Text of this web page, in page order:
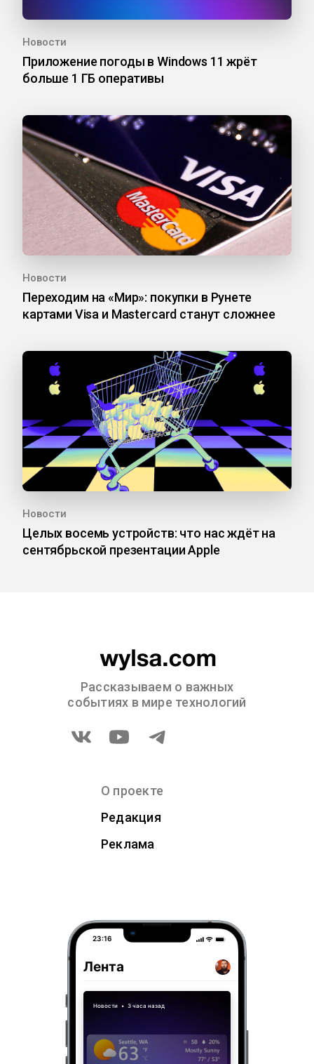
Новости
Приложение погоды в Windows 11 жрёт
больше 1 ГБ оперативы
Новости
Переходим на «Мир»: покупки в Рунете
картами Visa и Mastercard станут сложнее
Новости
Целых восемь устройств: что нас ждёт на
сентябрьской презентации Apple
Рассказываем о важных
событиях в мире технологий
О проекте
Редакция
Реклама
23:16
Лента
Новости • 3 часа назад